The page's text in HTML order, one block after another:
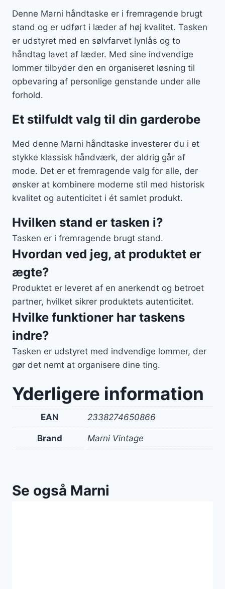
Denne Marni håndtaske er i fremragende brugt
stand og er udført i læder af høj kvalitet. Tasken
er udstyret med en sølvfarvet lynlås og to
håndtag lavet af læder. Med sine indvendige
lommer tilbyder den en organiseret løsning til
opbevaring af personlige genstande under alle
forhold.
Et stilfuldt valg til din garderobe
Med denne Marni håndtaske investerer du i et
stykke klassisk håndværk, der aldrig går af
mode. Det er et fremragende valg for alle, der
ønsker at kombinere moderne stil med historisk
kvalitet og autenticitet i ét samlet produkt.
Hvilken stand er tasken i?
Tasken er i fremragende brugt stand.
Hvordan ved jeg, at produktet er
ægte?
Produktet er leveret af en anerkendt og betroet
partner, hvilket sikrer produktets autenticitet.
Hvilke funktioner har taskens
indre?
Tasken er udstyret med indvendige lommer, der
gør det nemt at organisere dine ting.
Yderligere information
EAN 2338274650866
Brand Marni Vintage
Se også Marni